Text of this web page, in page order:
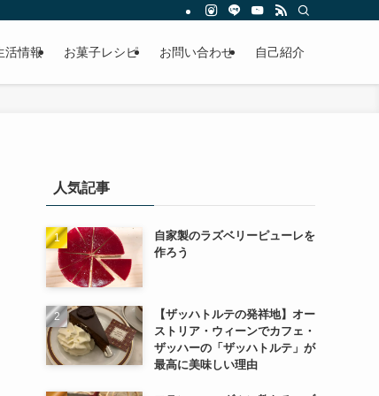
活情報 お菓子レシピ お問い合わせ 自己紹介
人気記事
自家製のラズベリーピューレを
作ろう
【ザッハトルテの発祥地】オー
ストリア・ウィーンでカフェ・
ザッハーの「ザッハトルテ」が
最高に美味しい理由